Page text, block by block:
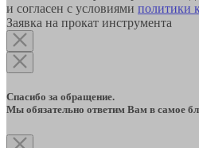
и согласен с условиями политики
Заявка на прокат инструмента
Спасибо за обращение.
Мы обязательно ответим Вам в самое